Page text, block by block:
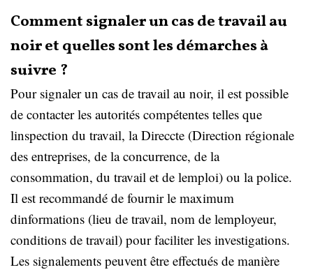
Comment signaler un cas de travail au
noir et quelles sont les démarches à
suivre ?
Pour signaler un cas de travail au noir, il est possible
de contacter les autorités compétentes telles que
linspection du travail, la Direccte (Direction régionale
des entreprises, de la concurrence, de la
consommation, du travail et de lemploi) ou la police.
Il est recommandé de fournir le maximum
dinformations (lieu de travail, nom de lemployeur,
conditions de travail) pour faciliter les investigations.
Les signalements peuvent être effectués de manière